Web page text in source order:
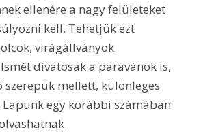
ellenére a nagy felületeket
kell. Tehetjük ezt
virágállványok
divatosak a paravánok is,
szerepük mellett, különleges
egy korábbi számában